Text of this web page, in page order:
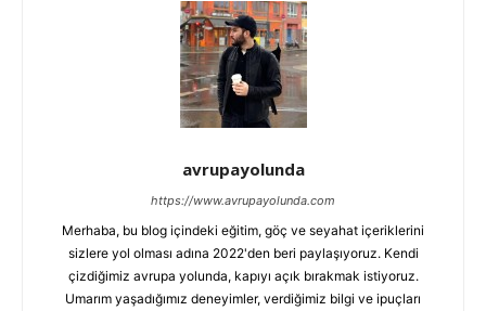
avrupayolunda
https://www.avrupayolunda.com
Merhaba, bu blog içindeki eğitim, göç ve seyahat içeriklerini
sizlere yol olması adına 2022'den beri paylaşıyoruz. Kendi
çizdiğimiz avrupa yolunda, kapıyı açık bırakmak istiyoruz.
Umarım yaşadığımız deneyimler, verdiğimiz bilgi ve ipuçları